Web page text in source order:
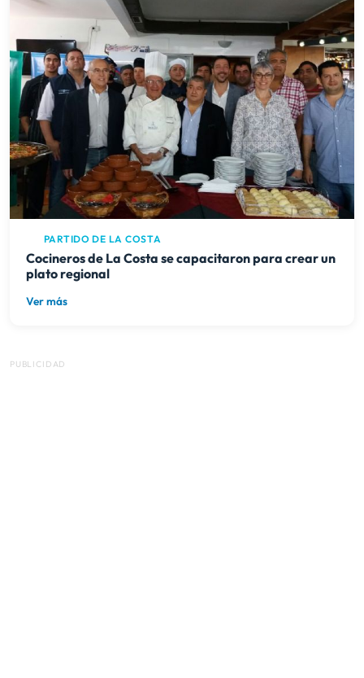
PARTIDO DE LA COSTA
Cocineros de La Costa se capacitaron para crear un
plato regional
Ver más
PUBLICIDAD